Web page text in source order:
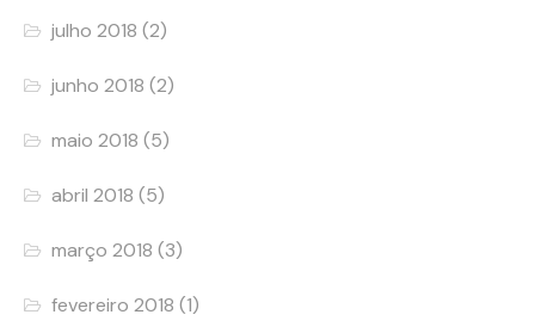
julho 2018 (2)
junho 2018 (2)
maio 2018 (5)
abril 2018 (5)
março 2018 (3)
fevereiro 2018 (1)